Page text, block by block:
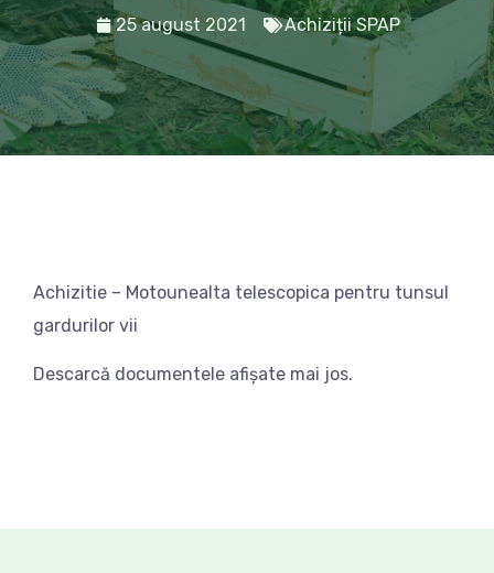
25 august 2021 Achiziții SPAP
Achizitie – Motounealta telescopica pentru tunsul
gardurilor vii
Descarcă documentele afișate mai jos.